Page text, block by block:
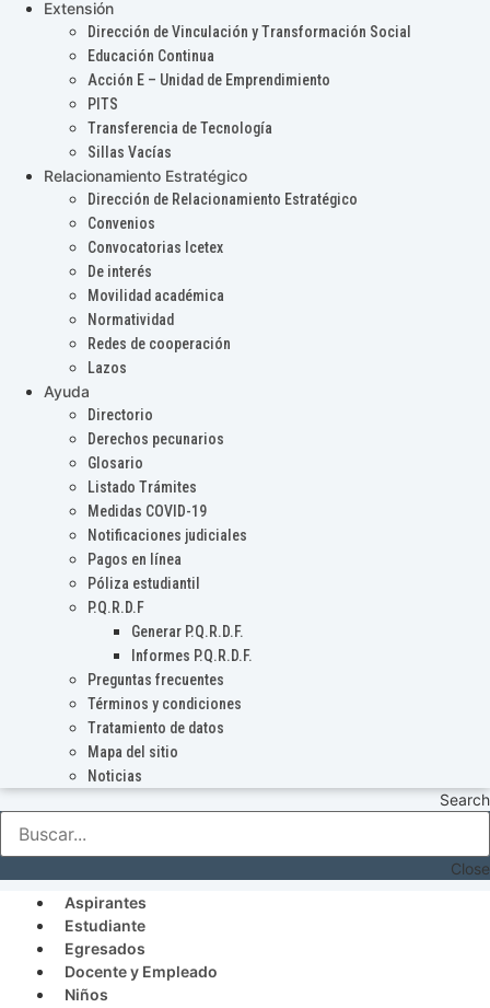
Extensión
Dirección de Vinculación y Transformación Social
Educación Continua
Acción E – Unidad de Emprendimiento
PITS
Transferencia de Tecnología
Sillas Vacías
Relacionamiento Estratégico
Dirección de Relacionamiento Estratégico
Convenios
Convocatorias Icetex
De interés
Movilidad académica
Normatividad
Redes de cooperación
Lazos
Ayuda
Directorio
Derechos pecunarios
Glosario
Listado Trámites
Medidas COVID-19
Notificaciones judiciales
Pagos en línea
Póliza estudiantil
P.Q.R.D.F
Generar P.Q.R.D.F.
Informes P.Q.R.D.F.
Preguntas frecuentes
Términos y condiciones
Tratamiento de datos
Mapa del sitio
Noticias
Search
Close
Aspirantes
Estudiante
Egresados
Docente y Empleado
Niños